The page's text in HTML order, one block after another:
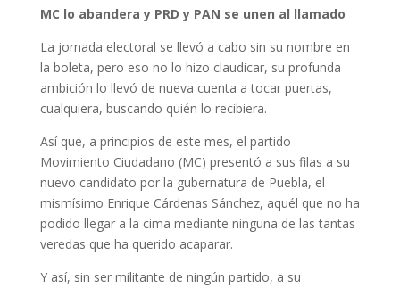
MC lo abandera y PRD y PAN se unen al llamado
La jornada electoral se llevó a cabo sin su nombre en
la boleta, pero eso no lo hizo claudicar, su profunda
ambición lo llevó de nueva cuenta a tocar puertas,
cualquiera, buscando quién lo recibiera.
Así que, a principios de este mes, el partido
Movimiento Ciudadano (MC) presentó a sus filas a su
nuevo candidato por la gubernatura de Puebla, el
mismísimo Enrique Cárdenas Sánchez, aquél que no ha
podido llegar a la cima mediante ninguna de las tantas
veredas que ha querido acaparar.
Y así, sin ser militante de ningún partido, a su